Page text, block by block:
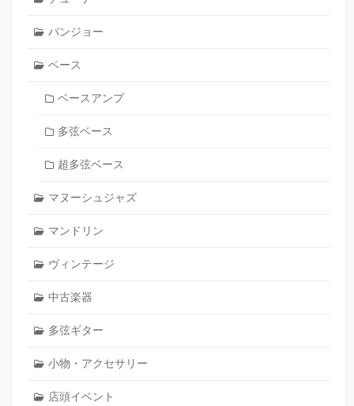
バンジョー
ベース
ベースアンプ
多弦ベース
超多弦ベース
マヌーシュジャズ
マンドリン
ヴィンテージ
中古楽器
多弦ギター
小物・アクセサリー
店頭イベント